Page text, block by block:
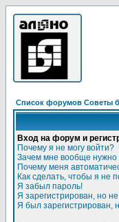
Список форумов Советы
Вход на форум и
Почему я не могу войти?
Зачем мне вообще нужно
Почему меня
Как сделать, чтобы я не
Я забыл пароль!
Я зарегистрирован, но
Я был зарегистрирован,